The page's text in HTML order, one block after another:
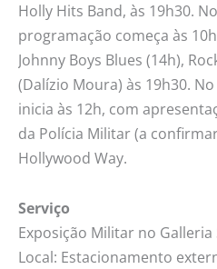
Holly Hits Band, às 19h30.
programação começa às
Johnny Boys Blues (14h),
(Dalízio Moura) às 19h30.
inicia às 12h, com
da Polícia Militar (a
Hollywood Way.
Serviço
Exposição Militar no
Local: Estacionamento